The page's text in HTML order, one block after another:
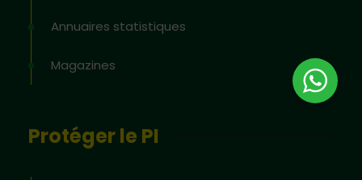
Annuaires statistiques
Magazines
Protéger le PI